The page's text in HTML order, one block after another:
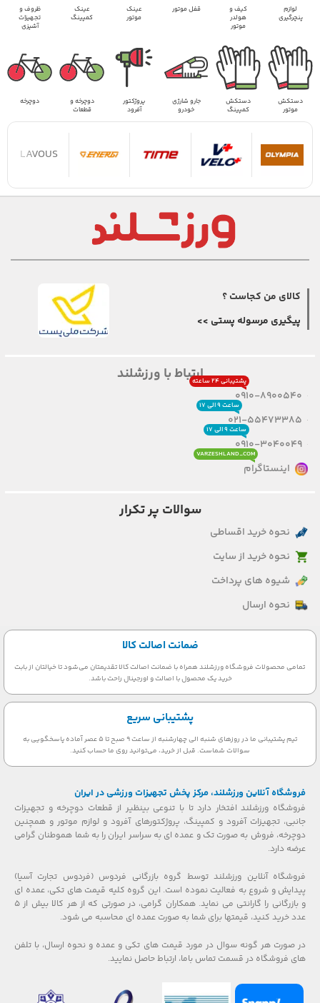
لوازم
پنچرگیری
کیف و
هولدر
موتور
قفل موتور
عینک
موتور
عینک
کمپینگ
ظروف و
تجهیزات
آشپزی
دستکش
موتور
دستکش
کمپینگ
جارو شارژی
خودرو
پروژکتور
آفرود
دوچرخه و
قطعات
دوچرخه
LAVOUS
کالای من کجاست ؟
پیگیری مرسوله پستی >>
ارتباط با ورزشلند
0910-8900540
پشتیبانی ۲۴ ساعته
021-55473385
ساعت ۹ الی ۱۷
0910-3040049
ساعت ۹ الی ۱۷
اینستاگرام
VARZESHLAND_COM
سوالات پر تکرار
نحوه خرید اقساطی
نحوه خرید از سایت
شیوه های پرداخت
نحوه ارسال
ضمانت اصالت کالا
تمامی محصولات فروشگاه ورزشلند همراه با ضمانت اصالت کالا تقدیمتان می‌شود تا خیالتان از بابت
خرید یک محصول با اصالت و اورجینال راحت باشد.
پشتیبانی سریع
تیم پشتیبانی ما در روزهای شنبه الی چهارشنبه از ساعت 9 صبح تا 5 عصر آماده پاسخگویی به
سوالات شماست. قبل از خرید، می‌توانید روی ما حساب کنید.
فروشگاه آنلاین ورزشلند، مرکز پخش تجهیزات ورزشی در ایران
فروشگاه ورزشلند افتخار دارد تا با تنوعی بینظیر از قطعات دوچرخه و تجهیزات
جانبی، تجهیزات آفرود و کمپینگ، پروژکتورهای آفرود و لوازم موتور و همچنین
دوچرخه، فروش به صورت تک و عمده ای به سراسر ایران را به شما هموطنان گرامی
عرضه دارد.
فروشگاه آنلاین ورزشلند توسط گروه بازرگانی فردوس (فردوس تجارت آسیا)
پیدایش و شروع به فعالیت نموده است. این گروه کلیه قیمت های تکی، عمده ای
و بازرگانی را گارانتی می نماید. همکاران گرامی، در صورتی که از هر کالا بیش از ۵
عدد خرید کنید، قیمتها برای شما به صورت عمده ای محاسبه می شود.
در صورت هر گونه سوال در مورد قیمت های تکی و عمده و نحوه ارسال، با تلفن
های فروشگاه در قسمت تماس باما، ارتباط حاصل نمایید.